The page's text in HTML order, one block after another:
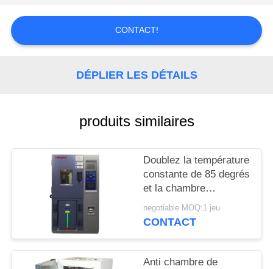
DEMANDEZ
UNE
CITATION
SITE
PRIVACY
POLICY
CONTACT!
DÉPLIER LES DÉTAILS
produits similaires
Doublez la température
constante de 85 degrés
et la chambre
d'humidité pour l'essai
en caoutchouc/colle de
negotiable MOQ:1 jeu
CONTACT
Anti chambre de